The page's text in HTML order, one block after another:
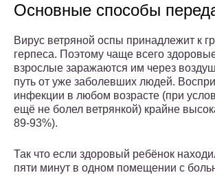
Основные способы
Вирус ветряной оспы принадлежит к
герпеса. Поэтому чаще всего
взрослые заражаются им через
путь от уже заболевших людей.
инфекции в любом возрасте (при
ещё не болел ветрянкой) крайне
89-93%).
Так что если здоровый ребёнок
пяти минут в одном помещении с